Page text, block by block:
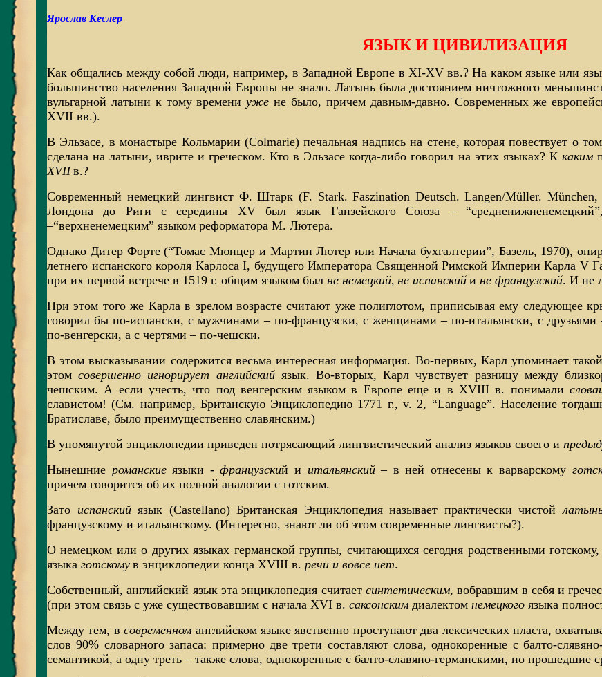
Ярослав Кеслер
ЯЗЫК И ЦИВИЛИЗАЦИЯ
Как общались между собой люди, например, в Западной Европе в XI-XV вв.? На каком языке или
большинство населения Западной Европы не знало. Латынь была достоянием ничтожного
вульгарной латыни к тому времениуже не было, причем давным-давно. Современных же
XVII вв.).
В Эльзасе, в монастыре Кольмарии (Colmarie) печальная надпись на стене, которая повествует о
сделана на латыни, иврите и греческом. Кто в Эльзасе когда-либо говорил на этих языках? К каким
XVII в.?
Современный немецкий лингвист Ф. Штарк (F. Stark. Faszination Deutsch. Langen/Müller.
Лондона до Риги с середины XV был язык Ганзейского Союза –
–“верхненемецким” языком реформатора М. Лютера.
Однако Дитер Форте (“Томас Мюнцер и Мартин Лютер или Начала бухгалтерии”, Базель, 1970),
летнего испанского короля Карлоса I, будущего Императора Священной Римской Империи Карла V
при их первой встрече в 1519 г. общим языком был не немецкий, не испанский и не французский. И не
При этом того же Карла в зрелом возрасте считают уже полиглотом, приписывая ему следующее
говорил бы по-испански, с мужчинами – по-французски, с женщинами – по-итальянски, с
по-венгерски, а с чертями – по-чешски.
В этом высказывании содержится весьма интересная информация. Во-первых, Карл упоминает
этомсовершенно игнорирует английскийязык. Во-вторых, Карл чувствует разницу между
чешским. А если учесть, что под венгерским языком в Европе еще и в XVIII в. понимали
славистом! (См. например, Британскую Энциклопедию 1771 г., v. 2, “Language”. Население
Братиславе, было преимущественно славянским.)
В упомянутой энциклопедии приведен потрясающий лингвистический анализ языков своего и
Нынешние романскиеязыки -французский и итальянский– в ней отнесены к варварскому
причем говорится об их полной аналогии с готским.
Зато испанскийязык (Castellano) Британская Энциклопедия называет практически чистой
французскому и итальянскому. (Интересно, знают ли об этом современные лингвисты?).
О немецком или о других языках германской группы, считающихся сегодня родственными
языка готскому в энциклопедии конца XVIII в. речи и вовсе нет.
Собственный, английский язык эта энциклопедия считает синтетическим, вобравшим в себя и
(при этом связь с уже существовавшим с начала XVI в. саксонским диалектом немецкого языка
Между тем, всовременном английском языке явственно проступают два лексических пласта,
слов 90% словарного запаса: примерно две трети составляют слова, однокоренные с балто-
семантикой, а одну треть – также слова, однокоренные с балто-славяно-германскими, но прошедшие